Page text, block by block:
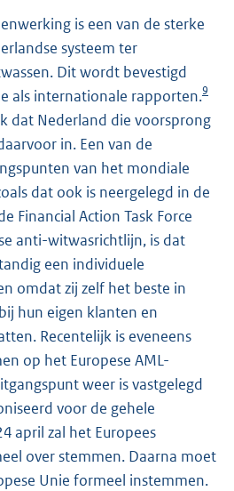
is een van de sterke
systeem ter
Dit wordt bevestigd
als internationale rapporten.9
dat Nederland die voorsprong
in. Een van de
van het mondiale
dat ook is neergelegd in de
Financial Action Task Force
anti-witwasrichtlijn, is dat
een individuele
omdat zij zelf het beste in
hun eigen klanten en
Recentelijk is eveneens
op het Europese AML-
weer is vastgelegd
voor de gehele
april zal het Europees
over stemmen. Daarna moet
Unie formeel instemmen.